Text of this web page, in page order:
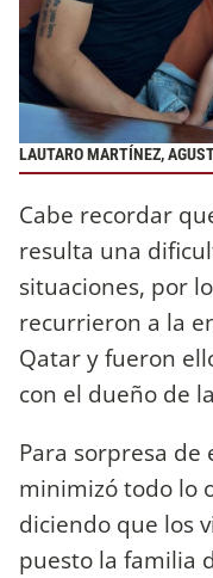
LAUTARO MARTÍNEZ,
Cabe recordar
resulta una
situaciones, por
recurrieron a la
Qatar y fueron
con el dueño de
Para sorpresa de
minimizó todo lo
diciendo que los
puesto la familia